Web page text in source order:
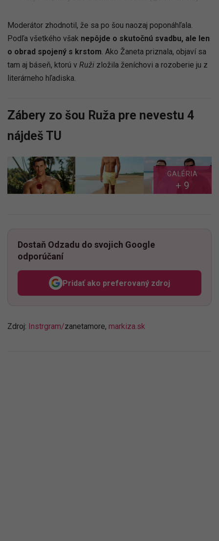
Moderátor zhodnotil, že sa po šou naozaj poponáhľala.
Podľa všetkého však nepôjde o skutočnú svadbu, ale len
o obrad spojený s krstom . Ako Žaneta priznala, objaví sa
tam aj báseň, ktorú v Ruži zložila ženíchovi a rozoberie ju z
literárneho hľadiska.
Zábery zo šou Ruža pre nevestu 4
nájdeš TU
GALÉRIA
+ 9
Dostaň Odzadu do svojich Google
odporúčaní
Pridať ako preferovaný zdroj
Odzadu, odkaz sa otvorí v
Zdroj: Instrgram/zanetamore, markiza.sk